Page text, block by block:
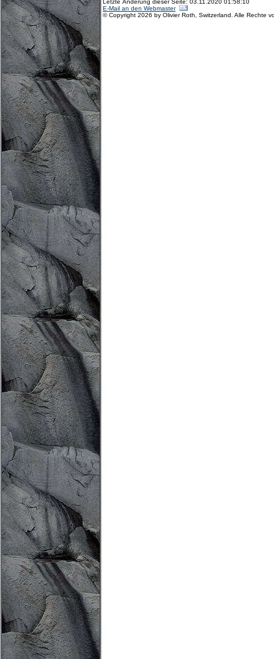
Letzte Änderung dieser Seite: 03.11.2020 01:58:10
E-Mail an den Webmaster
© Copyright 2026 by Olivier Roth, Switzerland. Alle Rechte